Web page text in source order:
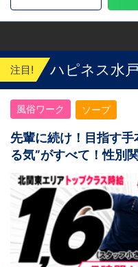
注目! ハピネス水戸
風俗ワーク ソープ
先輩に続け！目指す
る気”がすべて！性別
めます！